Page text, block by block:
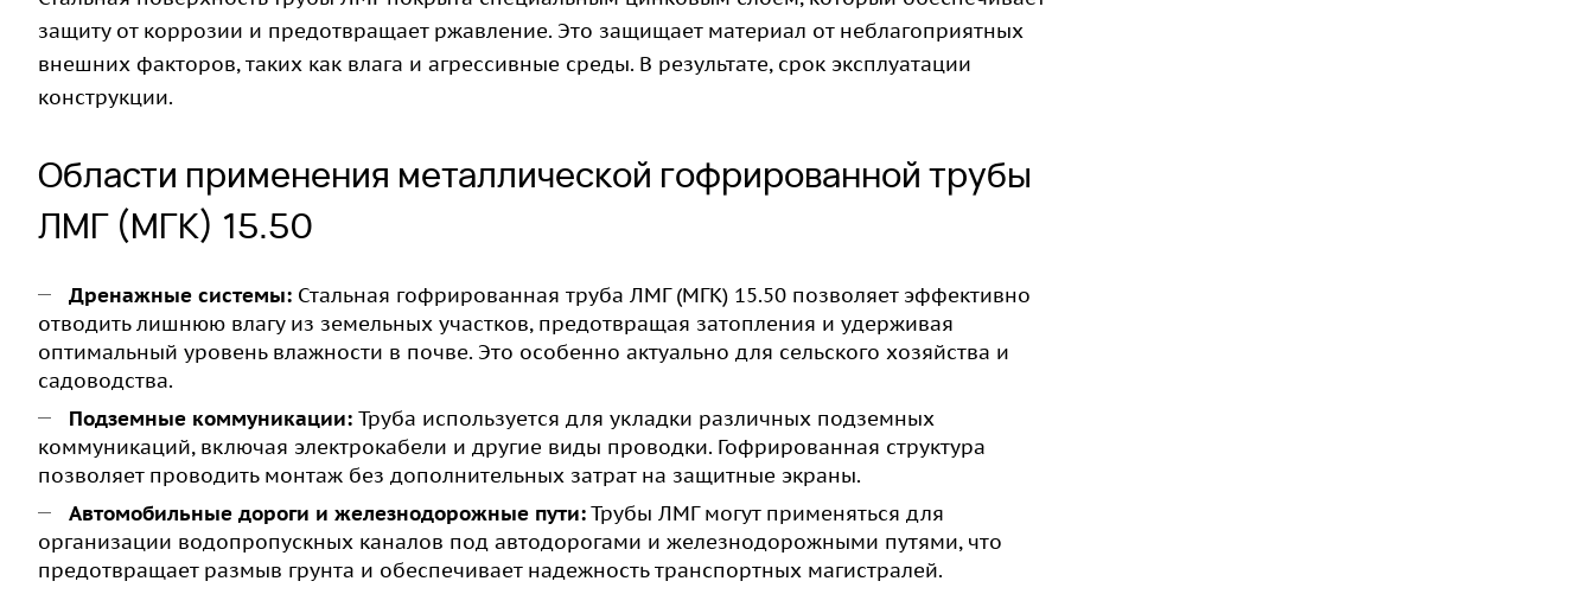
защиту от коррозии и предотвращает ржавление. Это защищает материал от неблагоприятных
внешних факторов, таких как влага и агрессивные среды. В результате, срок эксплуатации
конструкции.
Области применения металлической гофрированной трубы
ЛМГ (МГК) 15.50
Дренажные системы: Стальная гофрированная труба ЛМГ (МГК) 15.50 позволяет эффективно
отводить лишнюю влагу из земельных участков, предотвращая затопления и удерживая
оптимальный уровень влажности в почве. Это особенно актуально для сельского хозяйства и
садоводства.
Подземные коммуникации: Труба используется для укладки различных подземных
коммуникаций, включая электрокабели и другие виды проводки. Гофрированная структура
позволяет проводить монтаж без дополнительных затрат на защитные экраны.
Автомобильные дороги и железнодорожные пути:Трубы ЛМГ могут применяться для
организации водопропускных каналов под автодорогами и железнодорожными путями, что
предотвращает размыв грунта и обеспечивает надежность транспортных магистралей.